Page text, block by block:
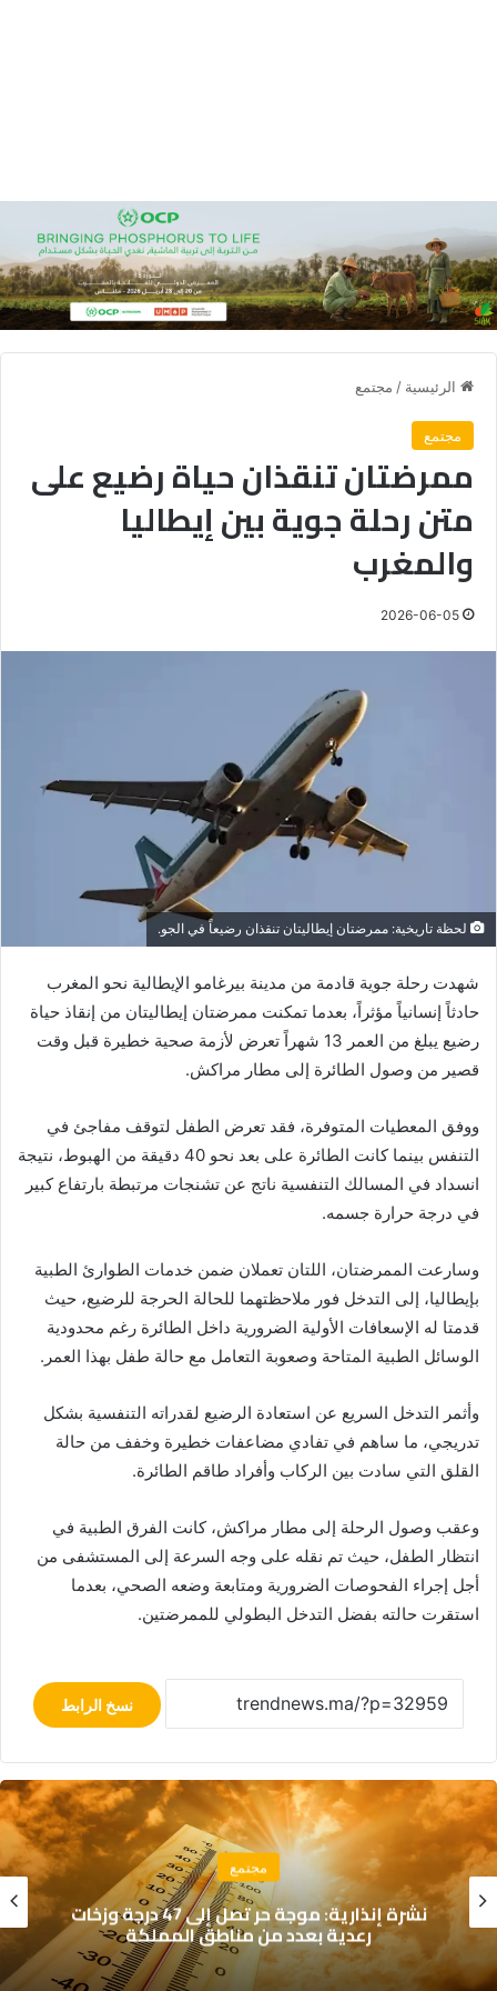
الرئيسية / مجتمع
مجتمع
ممرضتان تنقذان حياة رضيع على
متن رحلة جوية بين إيطاليا
والمغرب
2026-06-05
لحظة تاريخية: ممرضتان إيطاليتان تنقذان رضيعاً في الجو.
شهدت رحلة جوية قادمة من مدينة بيرغامو الإيطالية نحو المغرب
حادثاً إنسانياً مؤثراً، بعدما تمكنت ممرضتان إيطاليتان من إنقاذ حياة
رضيع يبلغ من العمر 13 شهراً تعرض لأزمة صحية خطيرة قبل وقت
قصير من وصول الطائرة إلى مطار مراكش.
ووفق المعطيات المتوفرة، فقد تعرض الطفل لتوقف مفاجئ في
التنفس بينما كانت الطائرة على بعد نحو 40 دقيقة من الهبوط، نتيجة
انسداد في المسالك التنفسية ناتج عن تشنجات مرتبطة بارتفاع كبير
في درجة حرارة جسمه.
وسارعت الممرضتان، اللتان تعملان ضمن خدمات الطوارئ الطبية
بإيطاليا، إلى التدخل فور ملاحظتهما للحالة الحرجة للرضيع، حيث
قدمتا له الإسعافات الأولية الضرورية داخل الطائرة رغم محدودية
الوسائل الطبية المتاحة وصعوبة التعامل مع حالة طفل بهذا العمر.
وأثمر التدخل السريع عن استعادة الرضيع لقدراته التنفسية بشكل
تدريجي، ما ساهم في تفادي مضاعفات خطيرة وخفف من حالة
القلق التي سادت بين الركاب وأفراد طاقم الطائرة.
وعقب وصول الرحلة إلى مطار مراكش، كانت الفرق الطبية في
انتظار الطفل، حيث تم نقله على وجه السرعة إلى المستشفى من
أجل إجراء الفحوصات الضرورية ومتابعة وضعه الصحي، بعدما
استقرت حالته بفضل التدخل البطولي للممرضتين.
نسخ الرابط
اقتصاد
تقرير “ليغاتوم 2026”: المغرب يتقدم اقتصادياً
لكن تحديات التعليم والصحة تعرقل الازدهار